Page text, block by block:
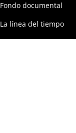
Fondo documental
La línea del tiempo